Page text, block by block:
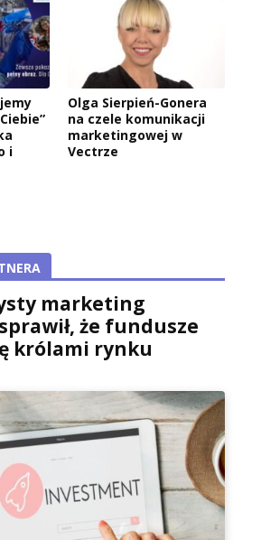
i
Olga Sierpień-Gonera
na czele komunikacji
marketingowej w
Vectrze
marketing
że fundusze
królami rynku